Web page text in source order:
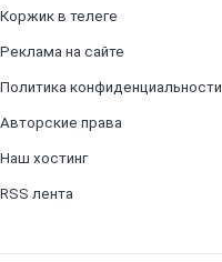
Коржик в телеге
Реклама на сайте
Политика конфиденциальности
Авторские права
Наш хостинг
RSS лента